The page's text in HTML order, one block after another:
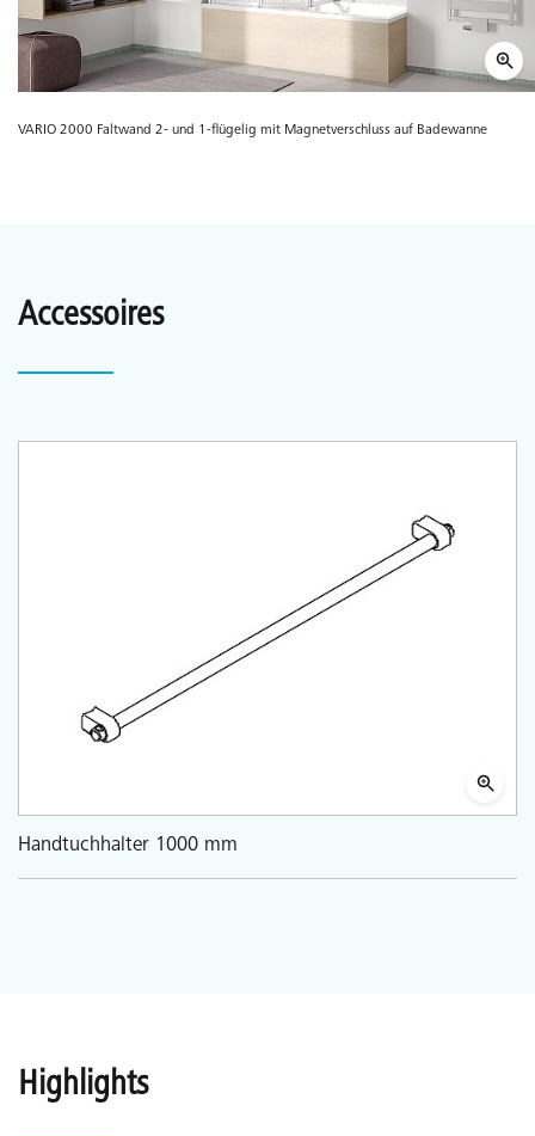
VARIO 2000 Faltwand 2- und 1-flügelig mit Magnetverschluss auf Badewanne
Accessoires
Handtuchhalter 1000 mm
Highlights